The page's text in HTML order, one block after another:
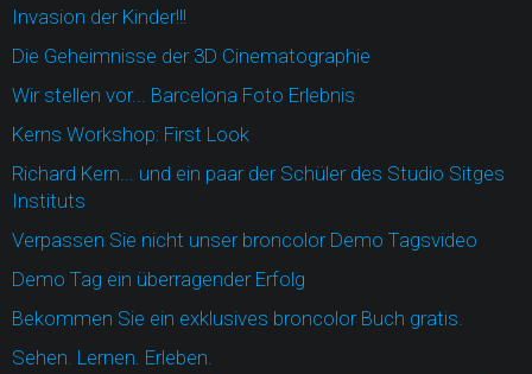
Invasion der Kinder!!!
Die Geheimnisse der 3D Cinematographie
Wir stellen vor... Barcelona Foto Erlebnis
Kerns Workshop: First Look
Richard Kern... und ein paar der Schüler des Studio Sitges
Instituts
Verpassen Sie nicht unser broncolor Demo Tagsvideo
Demo Tag ein überragender Erfolg
Bekommen Sie ein exklusives broncolor Buch gratis.
Sehen. Lernen. Erleben.